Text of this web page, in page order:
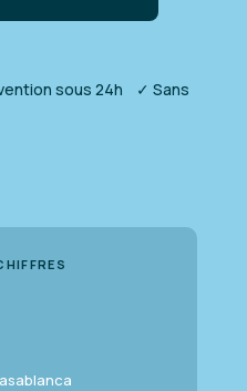
sous 24h ✓ Sans